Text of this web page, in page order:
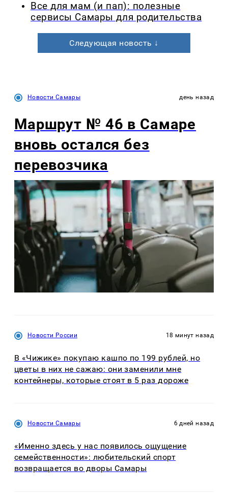
Все для мам (и пап): полезные
сервисы Самары для родительства
Следующая новость ↓
Новости Самары день назад
Маршрут № 46 в Самаре
вновь остался без
перевозчика
Новости России 18 минут назад
В «Чижике» покупаю кашпо по 199 рублей, но
цветы в них не сажаю: они заменили мне
контейнеры, которые стоят в 5 раз дороже
Новости Самары 6 дней назад
«Именно здесь у нас появилось ощущение
семейственности»: любительский спорт
возвращается во дворы Самары